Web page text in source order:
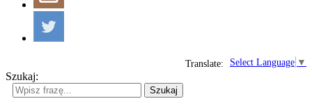
Select Language ▼
Translate:
Szukaj:
Szukaj